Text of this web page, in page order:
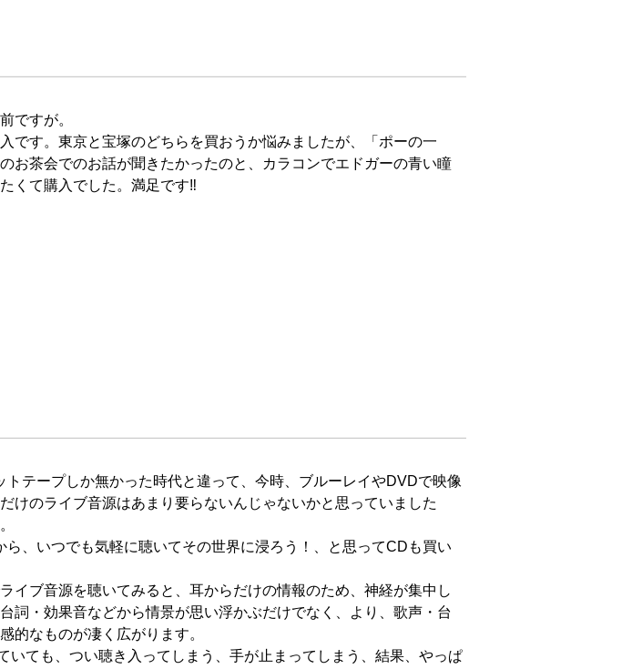
ですが。
です。東京と宝塚のどちらを買おうか悩みましたが、「ポーの一
お茶会でのお話が聞きたかったのと、カラコンでエドガーの青い瞳
くて購入でした。満足です‼
けのライブ音源はあまり要らないんじゃないかと思っていました
詞・効果音などから情景が思い浮かぶだけでなく、より、歌声・台
的なものが凄く広がります。